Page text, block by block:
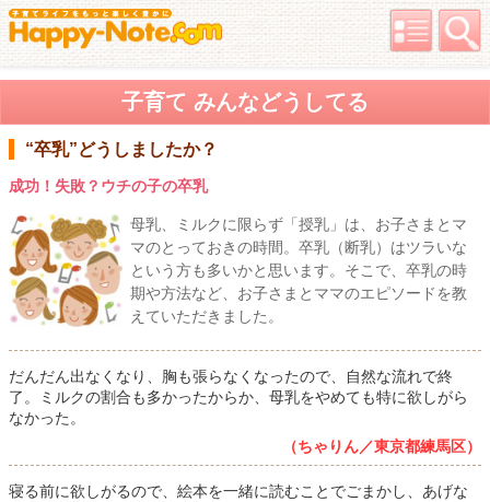
子育て みんなどうしてる
“卒乳”どうしましたか？
成功！失敗？ウチの子の卒乳
母乳、ミルクに限らず「授乳」は、お子さまとマ
マのとっておきの時間。卒乳（断乳）はツラいな
という方も多いかと思います。そこで、卒乳の時
期や方法など、お子さまとママのエピソードを教
えていただきました。
だんだん出なくなり、胸も張らなくなったので、自然な流れで終
了。ミルクの割合も多かったからか、母乳をやめても特に欲しがら
なかった。
（ちゃりん／東京都練馬区）
寝る前に欲しがるので、絵本を一緒に読むことでごまかし、あげな